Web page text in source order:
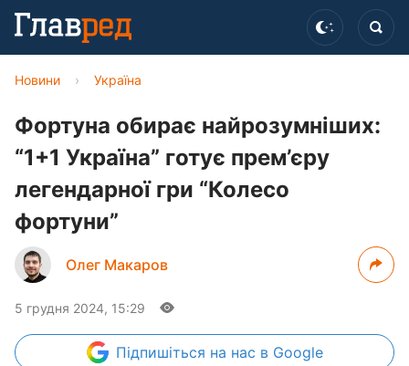
Новини › Україна
Фортуна обирає найрозумніших:
“1+1 Україна” готує прем’єру
легендарної гри “Колесо
фортуни”
Олег Макаров
5 грудня 2024, 15:29
Підпишіться на нас в Google